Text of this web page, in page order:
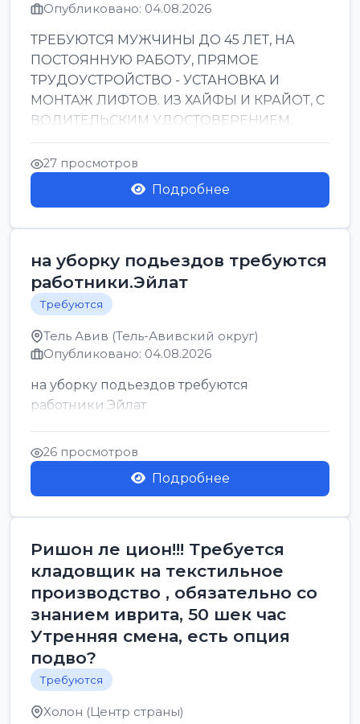
Опубликовано: 04.08.2026
ТРЕБУЮТСЯ МУЖЧИНЫ ДО 45 ЛЕТ, НА
ПОСТОЯННУЮ РАБОТУ, ПРЯМОЕ
ТРУДОУСТРОЙСТВО - УСТАНОВКА И
МОНТАЖ ЛИФТОВ. ИЗ ХАЙФЫ И КРАЙОТ, С
ВОДИТЕЛЬСКИМ УДОСТОВЕРЕНИЕМ,
ПРИВЕТСТВУЮТСЯ НАВЫКИ СВАРЩИКА.
ОБУЧЕНИЕ В ПРОЦ...
27 просмотров
Подробнее
на уборку подьездов требуются
работники.Эйлат
Требуются
Тель Авив (Тель-Авивский округ)
Опубликовано: 04.08.2026
на уборку подьездов требуются
работники.Эйлат
26 просмотров
Подробнее
Ришон ле цион!!! Требуется
кладовщик на текстильное
производство , обязательно со
знанием иврита, 50 шек час
Утренняя смена, есть опция
подво?
Требуются
Холон (Центр страны)